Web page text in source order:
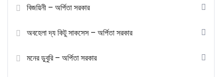
বিজয়িনী – অর্পিতা সরকার
অবহেলা দ্য কিটু সাকসেস – অর্পিতা সরকার
মনের ডুবুরি – অর্পিতা সরকার